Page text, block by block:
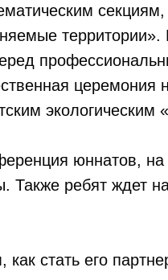
территории».
церемония
экологическим
юннатов, на
Также ребят ждет
стать его